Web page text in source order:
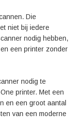
Die
niet bij iedere
nodig hebben,
een printer zonder
nodig te
printer. Met een
en een groot aantal
van een moderne